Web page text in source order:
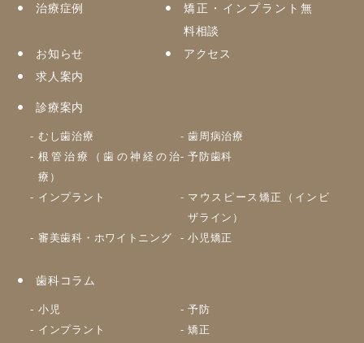
治療症例
矯正・インプラント無
料相談
お知らせ
アクセス
求人案内
診療案内
むし歯治療
歯周病治療
根管治療（歯の神経の治
療）
予防歯科
インプラント
マウスピース矯正（インビ
ザライン）
審美歯科・ホワイトニング
小児矯正
歯科コラム
小児
予防
インプラント
矯正